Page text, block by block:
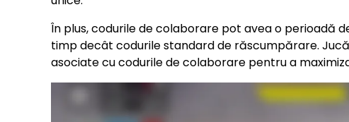
În plus, codurile de colaborare pot avea o perioadă
timp decât codurile standard de răscumpărare.
asociate cu codurile de colaborare pentru a